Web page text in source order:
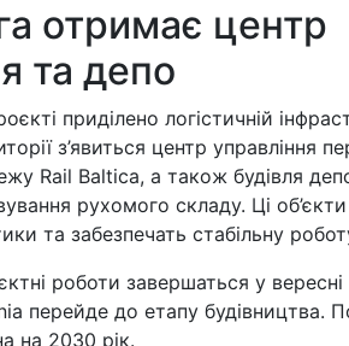
отримає центр
та депо
приділено логістичній
з’явиться центр управління
Rail Baltica, а також будівля
рухомого складу. Ці
та забезпечать стабільну роботу
роботи завершаться у вересні
перейде до етапу будівництва.
на 2030 рік.